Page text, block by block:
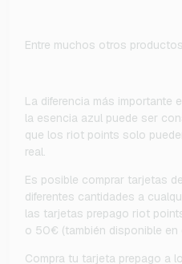
Entre muchos otros
La diferencia más importante
la esencia azul puede ser
que los riot points solo
real.
Es posible comprar tarjetas
diferentes cantidades a
las tarjetas prepago riot
o 50€ (también disponible en
Compra tu tarjeta prepago a